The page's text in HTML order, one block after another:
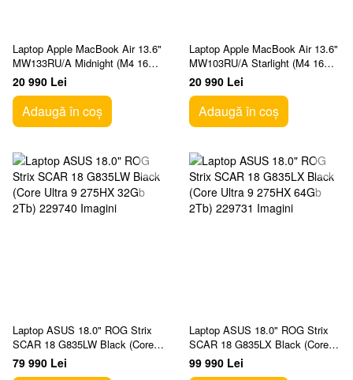
Laptop Apple MacBook Air 13.6"
MW133RU/A Midnight (M4 16Gb
512Gb)
20 990 Lei
Adaugă în coș
Laptop Apple MacBook Air 13.6"
MW103RU/A Starlight (M4 16Gb
512Gb)
20 990 Lei
Adaugă în coș
Laptop ASUS 18.0" ROG Strix
SCAR 18 G835LW Black (Core
Ultra 9 275HX 32Gb 2Tb)
79 990 Lei
Laptop ASUS 18.0" ROG Strix
SCAR 18 G835LX Black (Core
Ultra 9 275HX 64Gb 2Tb)
99 990 Lei